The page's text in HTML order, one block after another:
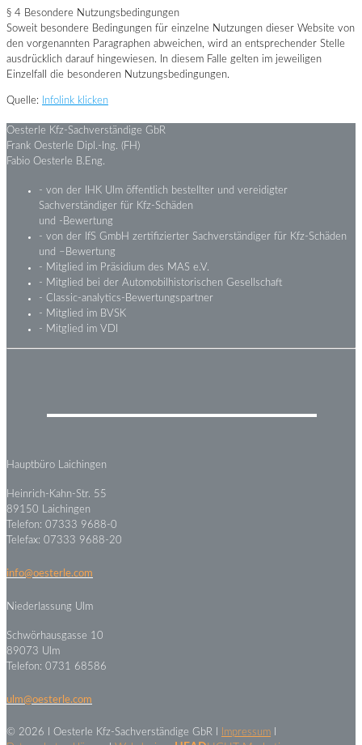
§ 4 Besondere Nutzungsbedingungen
Soweit besondere Bedingungen für einzelne Nutzungen dieser Website von
den vorgenannten Paragraphen abweichen, wird an entsprechender Stelle
ausdrücklich darauf hingewiesen. In diesem Falle gelten im jeweiligen
Einzelfall die besonderen Nutzungsbedingungen.
Quelle: Infolink klicken
Oesterle Kfz-Sachverständige GbR
Frank Oesterle Dipl.-Ing. (FH)
Fabio Oesterle B.Eng.
- von der IHK Ulm öffentlich bestellter und vereidigter
Sachverständiger für Kfz-Schäden
und -Bewertung
- von der IfS GmbH zertifizierter Sachverständiger für Kfz-Schäden
und –Bewertung
- Mitglied im Präsidium des MAS e.V.
- Mitglied bei der Automobilhistorischen Gesellschaft
- Classic-analytics-Bewertungspartner
- Mitglied im BVSK
- Mitglied im VDI
Hauptbüro Laichingen
Heinrich-Kahn-Str. 55
89150 Laichingen
Telefon: 07333 9688-0
Telefax: 07333 9688-20
info@oesterle.com
Niederlassung Ulm
Schwörhausgasse 10
89073 Ulm
Telefon: 0731 68586
ulm@oesterle.com
© 2026 I Oesterle Kfz-Sachverständige GbR I Impressum